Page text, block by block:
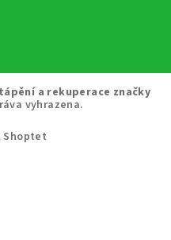
a rekuperace značky
vyhrazena.
Shoptet